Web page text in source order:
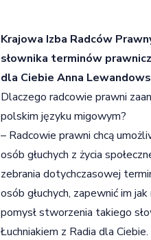
Krajowa Izba Radców
słownika terminów
dla Ciebie Anna
Dlaczego radcowie prawni
polskim języku migowym?
– Radcowie prawni chcą
osób głuchych z życia
zebrania dotychczasowej
osób głuchych, zapewnić im
pomysł stworzenia takiego
Łuchniakiem z Radia dla Ciebie.